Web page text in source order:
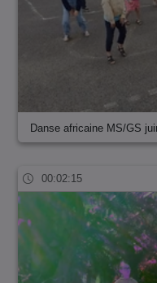
Danse africaine MS/GS
00:02:15